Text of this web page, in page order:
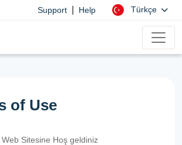
Support Help Türkçe
of Use
Sitesine Hoş geldiniz